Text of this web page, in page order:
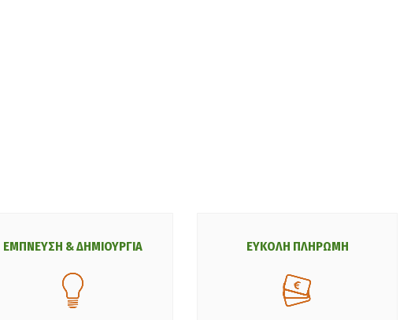
ΕΜΠΝΕΥΣΗ & ΔΗΜΙΟΥΡΓΙΑ ΕΥΚΟΛΗ ΠΛΗΡΩΜΗ